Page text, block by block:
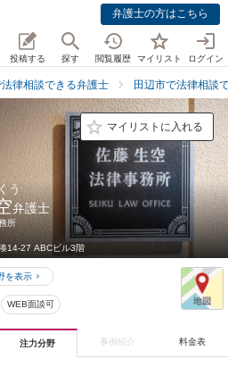
弁護士の方はこちら
投稿する 探す 閲覧履歴 マイリスト ログイン
律相談できる弁護士 田辺市で法律相談
マイリストに入れる
う
弁護士
所
14-27 ABCビル3階
を表示
WEB面談可
注力分野 事例紹介 料金表